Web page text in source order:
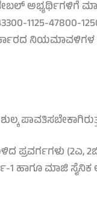
ಅಭ್ಯರ್ಥಿಗಳಿಗೆ
1125-47800-
ನಿಯಮಾವಳಿಗಳ
ಪ್ರವರ್ಗಗಳು (2ಎ,
1 ಹಾಗೂ ಮಾಜಿ ಸೈನಿಕ